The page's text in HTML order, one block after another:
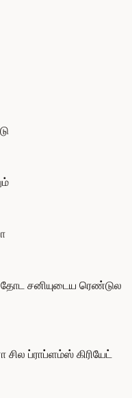
சனியுடைய ரெண்டுல
ப்ராப்ளம்ஸ் கிரியேட்